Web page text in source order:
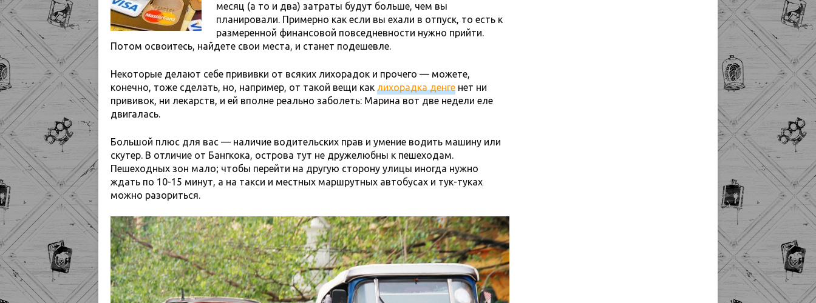
месяц (а то и два) затраты будут больше, чем вы
планировали. Примерно как если вы ехали в отпуск, то есть к
размеренной финансовой повседневности нужно прийти.
Потом освоитесь, найдете свои места, и станет подешевле.
Некоторые делают себе прививки от всяких лихорадок и прочего — можете,
конечно, тоже сделать, но, например, от такой вещи как лихорадка денге нет ни
прививок, ни лекарств, и ей вполне реально заболеть: Марина вот две недели еле
двигалась.
Большой плюс для вас — наличие водительских прав и умение водить машину или
скутер. В отличие от Бангкока, острова тут не дружелюбны к пешеходам.
Пешеходных зон мало; чтобы перейти на другую сторону улицы иногда нужно
ждать по 10-15 минут, а на такси и местных маршрутных автобусах и тук-туках
можно разориться.